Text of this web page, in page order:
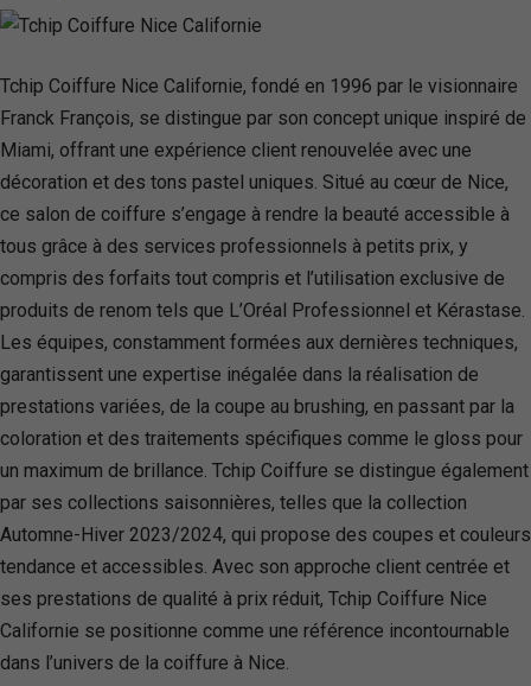
Tchip Coiffure Nice Californie, fondé en 1996 par le visionnaire
Franck François, se distingue par son concept unique inspiré de
Miami, offrant une expérience client renouvelée avec une
décoration et des tons pastel uniques. Situé au cœur de Nice,
ce salon de coiffure s’engage à rendre la beauté accessible à
tous grâce à des services professionnels à petits prix, y
compris des forfaits tout compris et l’utilisation exclusive de
produits de renom tels que L’Oréal Professionnel et Kérastase.
Les équipes, constamment formées aux dernières techniques,
garantissent une expertise inégalée dans la réalisation de
prestations variées, de la coupe au brushing, en passant par la
coloration et des traitements spécifiques comme le gloss pour
un maximum de brillance. Tchip Coiffure se distingue également
par ses collections saisonnières, telles que la collection
Automne-Hiver 2023/2024, qui propose des coupes et couleurs
tendance et accessibles. Avec son approche client centrée et
ses prestations de qualité à prix réduit, Tchip Coiffure Nice
Californie se positionne comme une référence incontournable
dans l’univers de la coiffure à Nice.